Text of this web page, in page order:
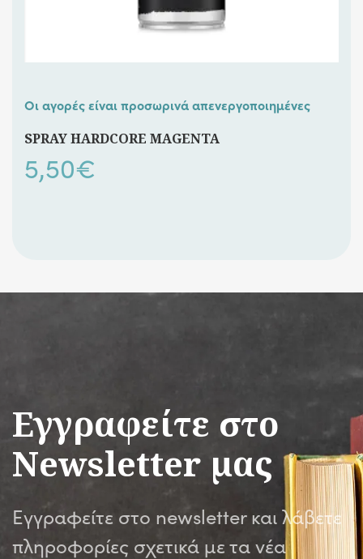
Οι αγορές είναι προσωρινά απενεργοποιημένες
SPRAY HARDCORE MAGENTA
5,50€
Εγγραφείτε στο
Newsletter μας
Εγγραφείτε στο newsletter και λάβετε
πληροφορίες σχετικά με τα νέα